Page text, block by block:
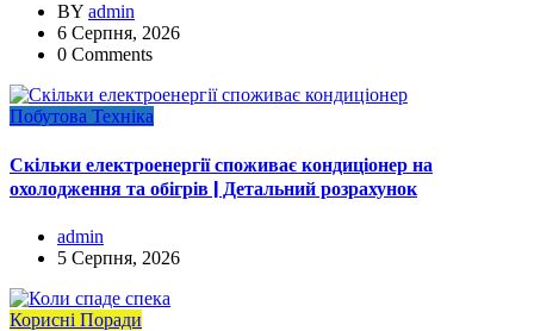
BY admin
6 Серпня, 2026
0 Comments
Побутова Техніка
Скільки електроенергії споживає кондиціонер на
охолодження та обігрів | Детальний розрахунок
admin
5 Серпня, 2026
Корисні Поради